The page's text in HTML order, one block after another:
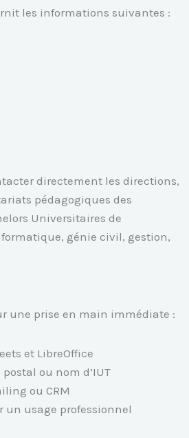
les informations suivantes :
directement les directions,
pédagogiques des
Universitaires de
génie civil, gestion,
une prise en main immédiate :
et LibreOffice
ou nom d’IUT
ou CRM
un usage professionnel